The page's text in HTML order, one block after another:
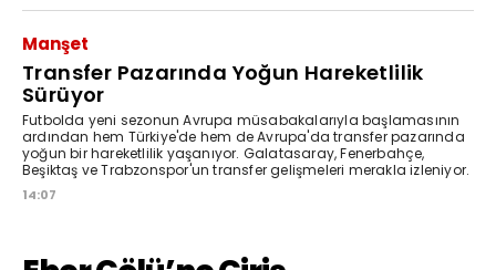
Manşet
Transfer Pazarında Yoğun Hareketlilik
Sürüyor
Futbolda yeni sezonun Avrupa müsabakalarıyla başlamasının
ardından hem Türkiye'de hem de Avrupa'da transfer pazarında
yoğun bir hareketlilik yaşanıyor. Galatasaray, Fenerbahçe,
Beşiktaş ve Trabzonspor'un transfer gelişmeleri merakla izleniyor.
14:07